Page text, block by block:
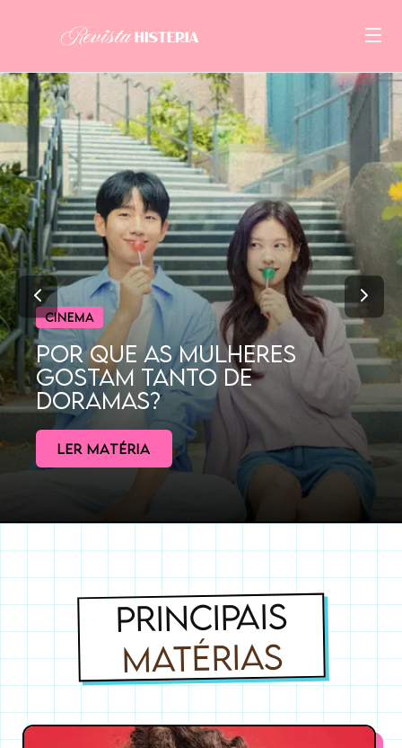
CINEMA
POR QUE AS MULHERES
GOSTAM TANTO DE
DORAMAS?
LER MATÉRIA
PRINCIPAIS
MATÉRIAS